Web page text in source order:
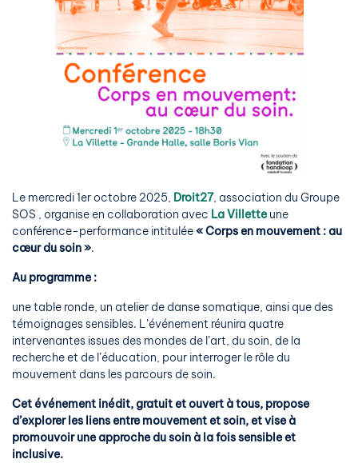
Le mercredi 1er octobre 2025, Droit27, association du Groupe
SOS , organise en collaboration avec La Villetteune
conférence-performance intitulée« Corps en mouvement : au
cœur du soin ».
Au programme :
une table ronde, un atelier de danse somatique, ainsi que des
témoignages sensibles. L’événement réunira quatre
intervenantes issues des mondes de l’art, du soin, de la
recherche et de l’éducation, pour interroger le rôle du
mouvement dans les parcours de soin.
Cet événement inédit, gratuit et ouvert à tous, propose
d’explorer les liens entre mouvement et soin, et vise à
promouvoir une approche du soin à la fois sensible et
inclusive.